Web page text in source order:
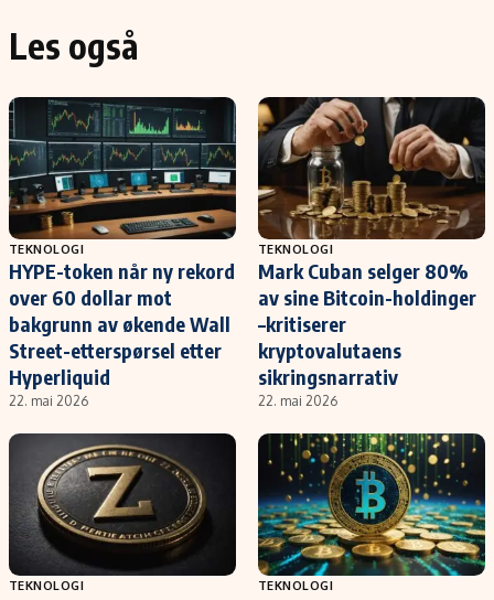
Les også
TEKNOLOGI
HYPE-token når ny rekord
over 60 dollar mot
bakgrunn av økende Wall
Street-etterspørsel etter
Hyperliquid
22. mai 2026
TEKNOLOGI
Mark Cuban selger 80%
av sine Bitcoin-holdinger
–kritiserer
kryptovalutaens
sikringsnarrativ
22. mai 2026
TEKNOLOGI TEKNOLOGI